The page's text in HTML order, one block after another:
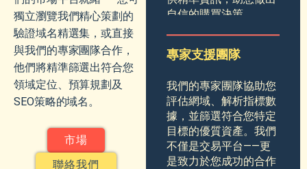
獨立瀏覽我們精心策劃的
驗證域名精選集，或直接
與我們的專家團隊合作，
他們將精準篩選出符合您
領域定位、預算規劃及
SEO策略的域名。
市場
聯絡我們
自信的購買決策。
專家支援團隊
我們的專家團隊協助您
評估網域、解析指標數
據，並篩選符合您特定
目標的優質資產。我們
不僅是交易平台——更
是致力於您成功的合作